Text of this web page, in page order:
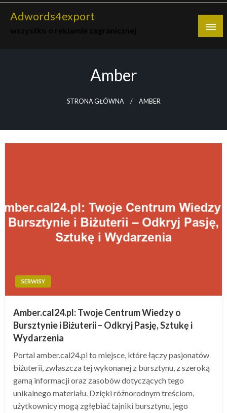
Skip
Adwords4export
Amber
STRONA GŁÓWNA AMBER
SERWISY
Amber.cal24.pl: Twoje Centrum Wiedzy o
Bursztynie i Biżuterii – Odkryj Pasję, Sztukę i
Wydarzenia
Portal amber.cal24.pl to miejsce, które łączy pasjonatów
biżuterii, zwłaszcza tej wykonanej z bursztynu, z szeroką
gamą informacji oraz zasobów dotyczących tego
unikalnego materiału. Dzięki różnorodnym treściom,
użytkownicy mogą zgłębiać tajniki bursztynu, jego